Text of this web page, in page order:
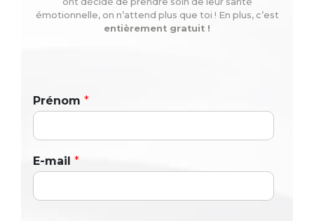
émotionnelle, on n’attend plus que toi ! En plus, c’est
entièrement gratuit !
Prénom *
E-mail *